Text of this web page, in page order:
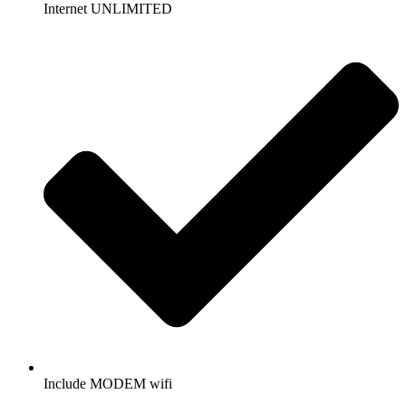
Internet UNLIMITED
Include MODEM wifi